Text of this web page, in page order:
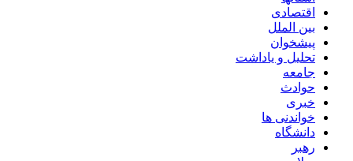
اقتصادی
بین الملل
پیشخوان
تحلیل و یاداشت
جامعه
حوادث
خبری
خواندنی ها
دانشگاه
رهبر